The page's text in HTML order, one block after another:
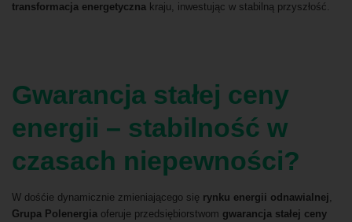
transformacja energetyczna kraju, inwestując w stabilną przyszłość.
Gwarancja stałej ceny
energii – stabilność w
czasach niepewności?
W dośćie dynamicznie zmieniającego się rynku energii odnawialnej,
Grupa Polenergia oferuje przedsiębiorstwom gwarancja stałej ceny